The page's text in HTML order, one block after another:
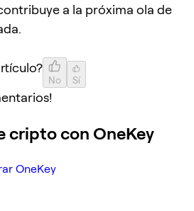
a la próxima ola de
No Sí
cripto con OneKey
OneKey